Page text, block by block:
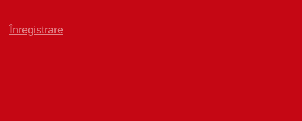
Înregistrare